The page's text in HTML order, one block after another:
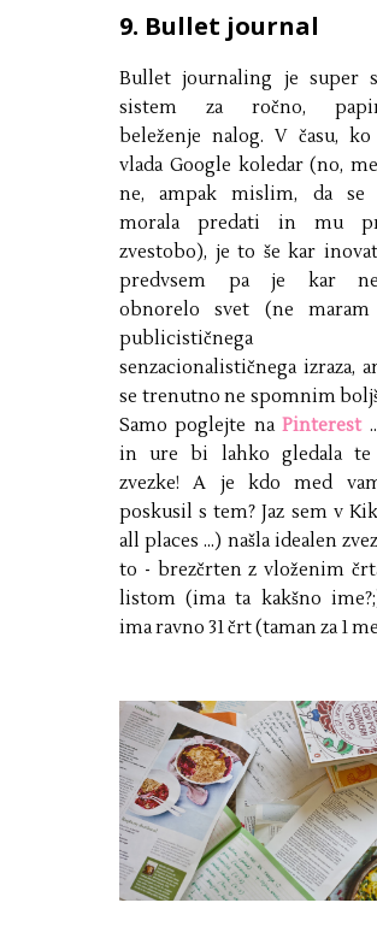
9. Bullet journal
Bullet journaling je super
sistem za ročno,
beleženje nalog. V času,
vlada Google koledar (no,
ne, ampak mislim, da se
morala predati in mu
zvestobo), je to še kar
predvsem pa je kar
obnorelo svet (ne maram
publicističnega
senzacionalističnega izraza,
se trenutno ne spomnim
Samo poglejte naPinterest
in ure bi lahko gledala te
zvezke! A je kdo med
poskusil s tem? Jaz sem v
all places ...) našla idealen
to - brezčrten z vloženim
listom (ima ta kakšno
ima ravno 31 črt (taman za 1